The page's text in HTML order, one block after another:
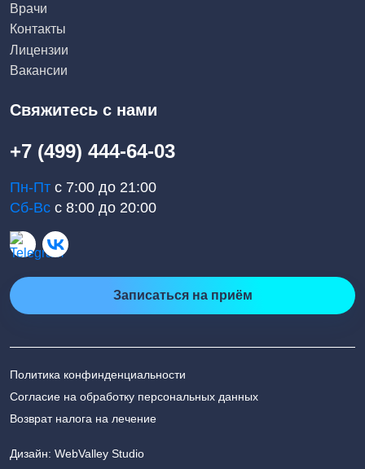
Врачи
Контакты
Лицензии
Вакансии
Свяжитесь с нами
+7 (499) 444-64-03
Пн-Пт с 7:00 до 21:00
Сб-Вс с 8:00 до 20:00
Записаться на приём
Дизайн: WebValley Studio
Политика конфинденциальности
Согласие на обработку персональных данных
Возврат налога на лечение